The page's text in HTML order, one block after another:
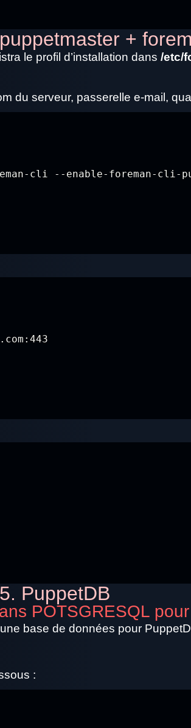
+
le profil d’installation dans /etc/
du serveur, passerelle e-mail,
5. PuppetDB
POTSGRESQL
base de données pour
: